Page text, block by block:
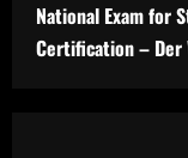
National Exam for
Certification – Der